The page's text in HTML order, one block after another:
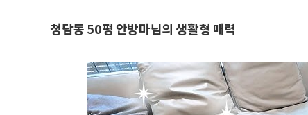
청담동 50평 안방마님의 생활형 매력